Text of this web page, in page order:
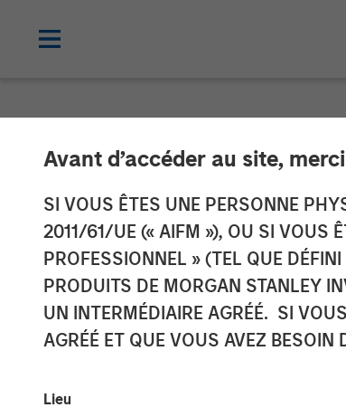
Avant d’accéder au site,
SI VOUS ÊTES UNE PERSONNE
2011/61/UE (« AIFM »), OU SI VOUS
PROFESSIONNEL » (TEL QUE
PRODUITS DE MORGAN STANLEY
UN INTERMÉDIAIRE AGRÉÉ. SI
AGRÉÉ ET QUE VOUS AVEZ BESOIN
Lieu
Manna Pro
Increase
Care and